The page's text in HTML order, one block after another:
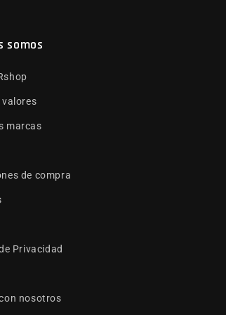
somos
valores
marcas
de compra
Privacidad
nosotros